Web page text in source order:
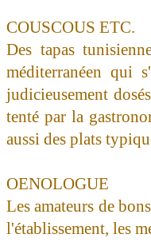
COUSCOUS ETC.
Des tapas
méditerranéen qui
judicieusement
tenté par la
aussi des plats
OENOLOGUE
Les amateurs de
l'établissement, les